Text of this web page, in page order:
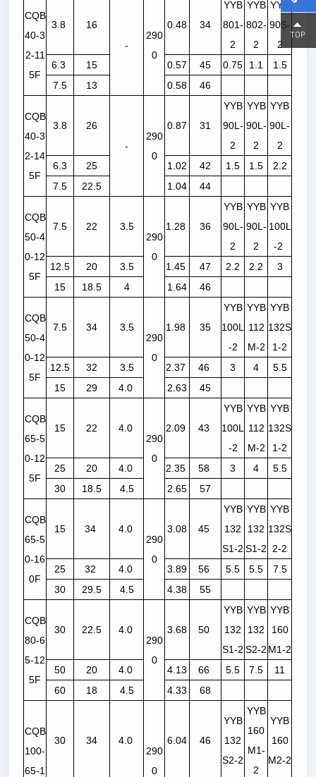
CQB
40-3
2-11
5F
3.8
16
-
290
0
0.48 34
YYB
801-
2
YYB
802-
2
YYB
90S-
2
6.3
15 0.57 45 0.75 1.1
1.5
7.5
13 0.58 46
CQB
40-3
2-14
5F
3.8
26
-
290
0
0.87 31
YYB
90L-
2
YYB
90L-
2
YYB
90L-
2
6.3
25 1.02 42 1.5 1.5
2.2
7.5
22.5 1.04 44
CQB
50-4
0-12
5F
7.5 22
3.5
290
0
1.28 36
YYB
90L-
2
YYB
90L-
2
YYB
100L
-2
12.5
20 3.5 1.45 47 2.2 2.2
3
15
18.5 4 1.64 46
CQB
50-4
0-12
5F
7.5 34
3.5
290
0
1.98 35
YYB
100L
-2
YYB
112
M-2
YYB
132S
1-2
12.5
32 3.5 2.37 46 3 4
5.5
15
29 4.0 2.63 45
CQB
65-5
0-12
5F
15 22
4.0
290
0
2.09 43
YYB
100L
-2
YYB
112
M-2
YYB
132S
1-2
25
20 4.0 2.35 58 3 4
5.5
30
18.5 4.5 2.65 57
CQB
65-5
0-16
0F
15 34
4.0
290
0
3.08 45
YYB
132
S1-2
YYB
132
S1-2
YYB
132S
2-2
25
32 4.0 3.89 56 5.5 5.5
7.5
30
29.5 4.5 4.38 55
CQB
80-6
5-12
5F
30 22.5
4.0
290
0
3.68 50
YYB
132
S1-2
YYB
132
S2-2
YYB
160
M1-2
50
20 4.0 4.13 66 5.5 7.5
11
60
18 4.5 4.33 68
CQB
100-
65-1
30 34
4.0
290
0
6.04 46
YYB
132
S2-2
YYB
160
M1-
2
YYB
160
M2-2